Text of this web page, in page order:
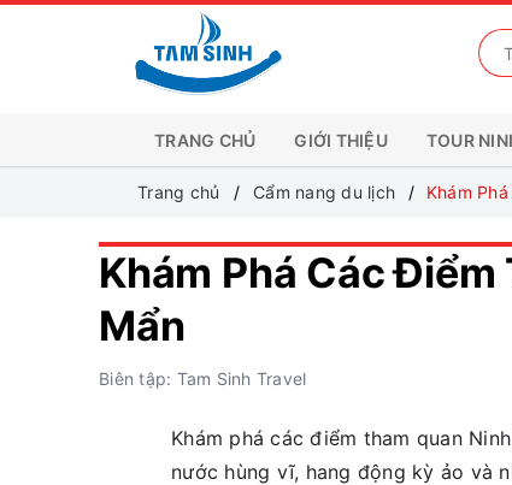
TRANG CHỦ GIỚI THIỆU TOUR
Trang chủ Cẩm nang du lịch Khám
Khám Phá Các
Mẩn
Biên tập: Tam Sinh Travel
Khám phá các điểm tham quan
nước hùng vĩ, hang động kỳ ảo và